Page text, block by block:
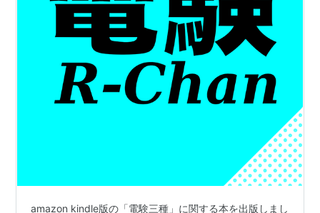
amazon kindle版の「電験三種」に関する本を出版しまし